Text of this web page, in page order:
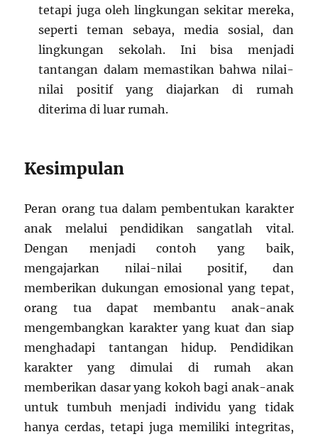
tetapi juga oleh lingkungan sekitar mereka,
seperti teman sebaya, media sosial, dan
lingkungan sekolah. Ini bisa menjadi
tantangan dalam memastikan bahwa nilai-
nilai positif yang diajarkan di rumah
diterima di luar rumah.
Kesimpulan
Peran orang tua dalam pembentukan karakter
anak melalui pendidikan sangatlah vital.
Dengan menjadi contoh yang baik,
mengajarkan nilai-nilai positif, dan
memberikan dukungan emosional yang tepat,
orang tua dapat membantu anak-anak
mengembangkan karakter yang kuat dan siap
menghadapi tantangan hidup. Pendidikan
karakter yang dimulai di rumah akan
memberikan dasar yang kokoh bagi anak-anak
untuk tumbuh menjadi individu yang tidak
hanya cerdas, tetapi juga memiliki integritas,